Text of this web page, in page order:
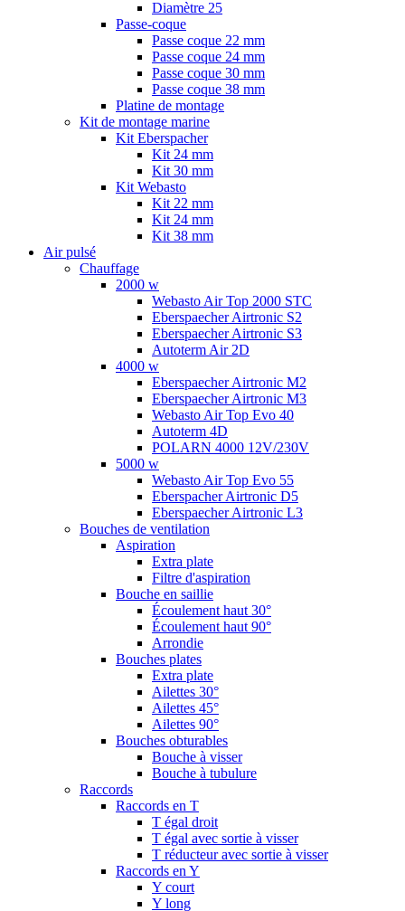
Diamètre 25
Passe-coque
Passe coque 22 mm
Passe coque 24 mm
Passe coque 30 mm
Passe coque 38 mm
Platine de montage
Kit de montage marine
Kit Eberspacher
Kit 24 mm
Kit 30 mm
Kit Webasto
Kit 22 mm
Kit 24 mm
Kit 38 mm
Air pulsé
Chauffage
2000 w
Webasto Air Top 2000 STC
Eberspaecher Airtronic S2
Eberspaecher Airtronic S3
Autoterm Air 2D
4000 w
Eberspaecher Airtronic M2
Eberspaecher Airtronic M3
Webasto Air Top Evo 40
Autoterm 4D
POLARN 4000 12V/230V
5000 w
Webasto Air Top Evo 55
Eberspacher Airtronic D5
Eberspaecher Airtronic L3
Bouches de ventilation
Aspiration
Extra plate
Filtre d'aspiration
Bouche en saillie
Écoulement haut 30°
Écoulement haut 90°
Arrondie
Bouches plates
Extra plate
Ailettes 30°
Ailettes 45°
Ailettes 90°
Bouches obturables
Bouche à visser
Bouche à tubulure
Raccords
Raccords en T
T égal droit
T égal avec sortie à visser
T réducteur avec sortie à visser
Raccords en Y
Y court
Y long